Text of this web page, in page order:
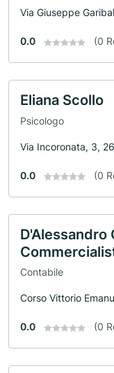
Via Giuseppe
0.0 (0
Eliana Scollo
Psicologo
Via Incoronata, 3,
0.0 (0
D'Alessandro
Contabile
Corso Vittorio
0.0 (0